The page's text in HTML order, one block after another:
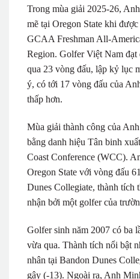
Trong mùa giải 2025-26,
mẽ tại Oregon State khi
GCAA Freshman All-
Region. Golfer Việt Nam
qua 23 vòng đấu, lập kỷ lục
ý, có tới 17 vòng đấu của
thấp hơn.
Mùa giải thành công của
bằng danh hiệu Tân binh
Coast Conference (WCC).
Oregon State với vòng đấu
Dunes Collegiate, thành tích
nhận bởi một golfer của
Golfer sinh năm 2007 có ba
vừa qua. Thành tích nổi bật
nhân tại Bandon Dunes
gậy (-13). Ngoài ra, Anh